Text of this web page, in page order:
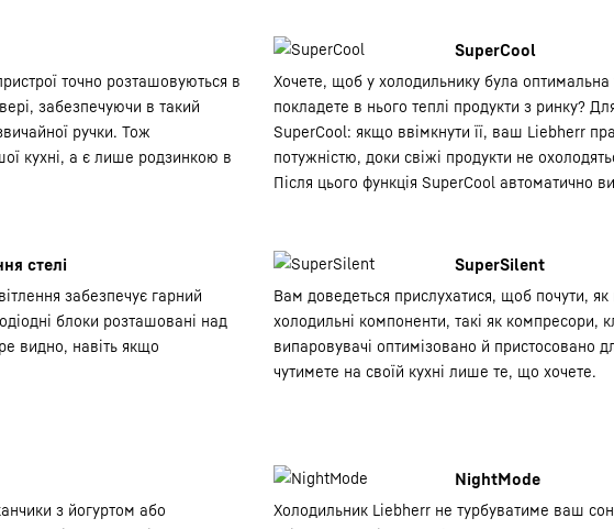
точно розташовуються в
забезпечуючи в такий
ручки. Тож
кухні, а є лише родзинкою в
SuperCool
Хочете, щоб у холодильнику була
покладете в нього теплі продукти з ринку?
SuperCool: якщо ввімкнути її, ваш Liebherr
потужністю, доки свіжі продукти не
Після цього функція SuperCool автоматично
стелі
забезпечує гарний
блоки розташовані над
видно, навіть якщо
SuperSilent
Вам доведеться прислухатися, щоб почути,
холодильні компоненти, такі як компресори,
випаровувачі оптимізовано й пристосовано
чутимете на своїй кухні лише те, що хочете.
з йогуртом або
NightMode
Холодильник Liebherr не турбуватиме ваш